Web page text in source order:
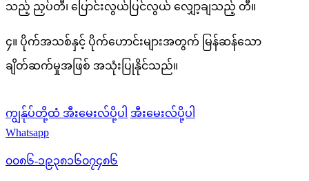
သည့် ညှပ်တီ၊ ပြောင်းလွယ်ပြင်လွယ် လျှော့ချသည့် တီ။
၄။ ပိုက်အသစ်နှင့် ပိုက်ဟောင်းများအတွက် မြန်ဆန်သော
ချိတ်ဆက်မှုအဖြစ် အသုံးပြုနိုင်သည်။
ကျွန်ုပ်တို့ထံ အီးမေးလ်ပို့ပါ အီးမေးလ်ပို့ပါ
Whatsapp
၀၀၈၆-၁၉၃၈၁၆၀၇၄၈၆